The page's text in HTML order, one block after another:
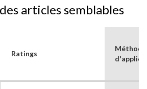
articles semblables
Ratings
Méthode